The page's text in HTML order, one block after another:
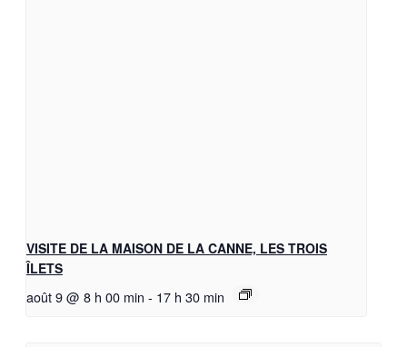
VISITE DE LA MAISON DE LA CANNE, LES TROIS
ÎLETS
août 9 @ 8 h 00 min - 17 h 30 min